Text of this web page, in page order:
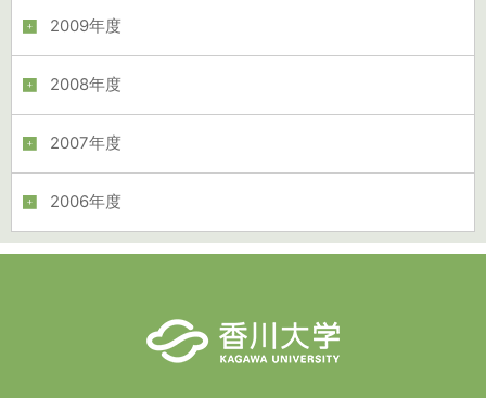
2009年度
2008年度
2007年度
2006年度